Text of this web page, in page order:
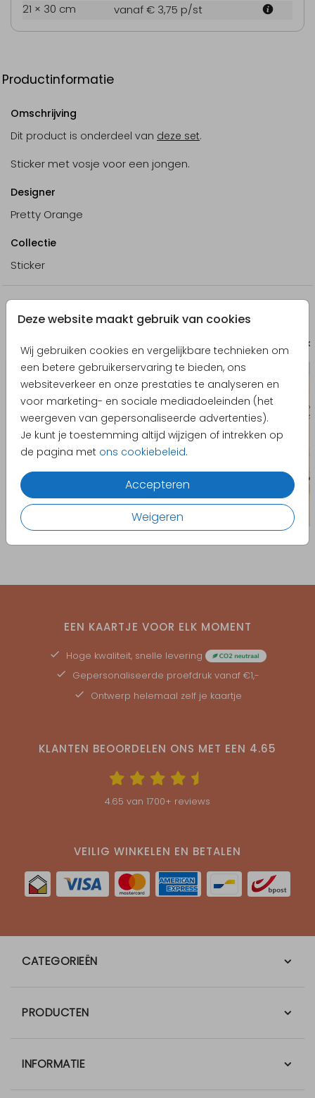
Deze website maakt gebruik van cookies
Wij gebruiken cookies en vergelijkbare technieken om
een betere gebruikerservaring te bieden, ons
websiteverkeer en onze prestaties te analyseren en
voor marketing- en sociale mediadoeleinden (het
weergeven van gepersonaliseerde advertenties).
Je kunt je toestemming altijd wijzigen of intrekken op
de pagina met ons cookiebeleid.
Accepteren
Weigeren
21 × 30 cm vanaf € 3,75 p/st
Productinformatie
Omschrijving
Dit product is onderdeel van deze set.
Sticker met vosje voor een jongen.
Designer
Pretty Orange
Collectie
Sticker
Nog meer in deze stijl
EEN KAARTJE VOOR ELK MOMENT
Hoge kwaliteit, snelle levering
Gepersonaliseerde proefdruk vanaf €1,-
Ontwerp helemaal zelf je kaartje
KLANTEN BEOORDELEN ONS MET EEN 4.65
4.65 van 1700+ reviews
VEILIG WINKELEN EN BETALEN
CATEGORIEËN
PRODUCTEN
INFORMATIE